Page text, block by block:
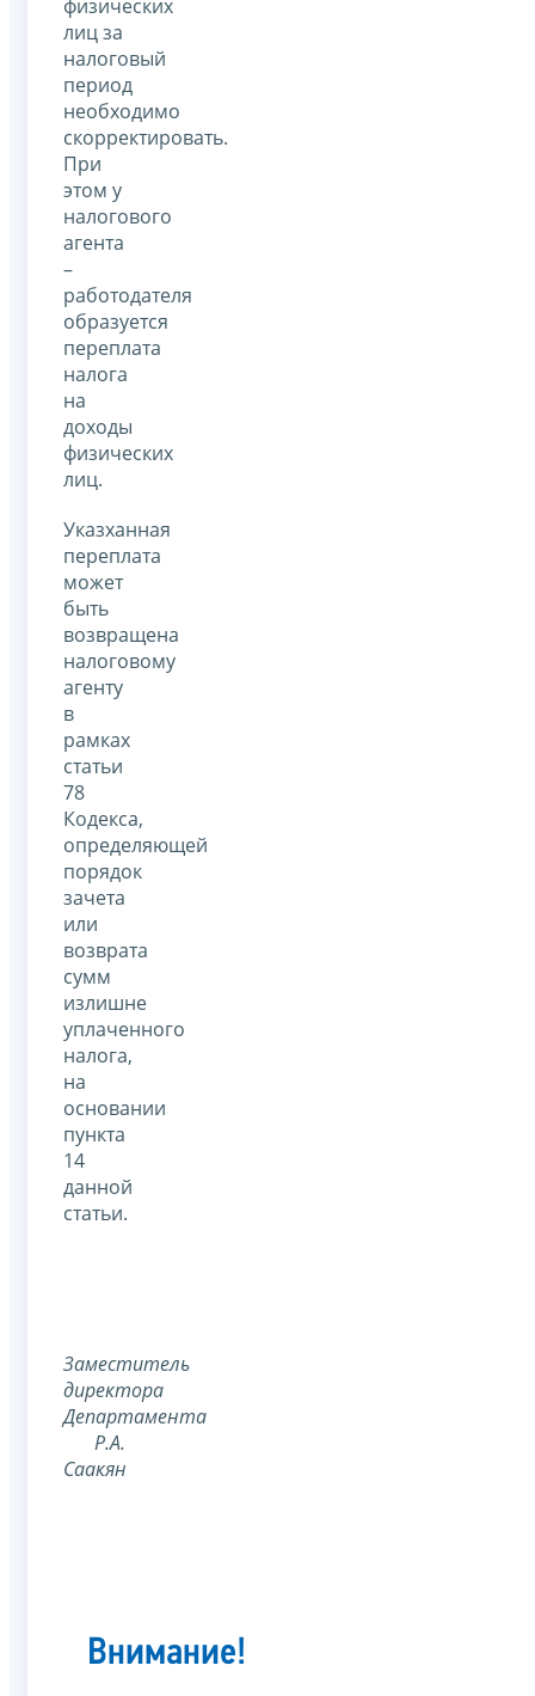
физических
лиц за
налоговый
период
необходимо
скорректировать.
При
этом у
налогового
агента
–
работодателя
образуется
переплата
налога
на
доходы
физических
лиц.
Указханная
переплата
может
быть
возвращена
налоговому
агенту
в
рамках
статьи
78
Кодекса,
определяющей
порядок
зачета
или
возврата
сумм
излишне
уплаченного
налога,
на
основании
пункта
14
данной
статьи.
Заместитель
директора
Департамента
Р.А.
Саакян
Внимание!